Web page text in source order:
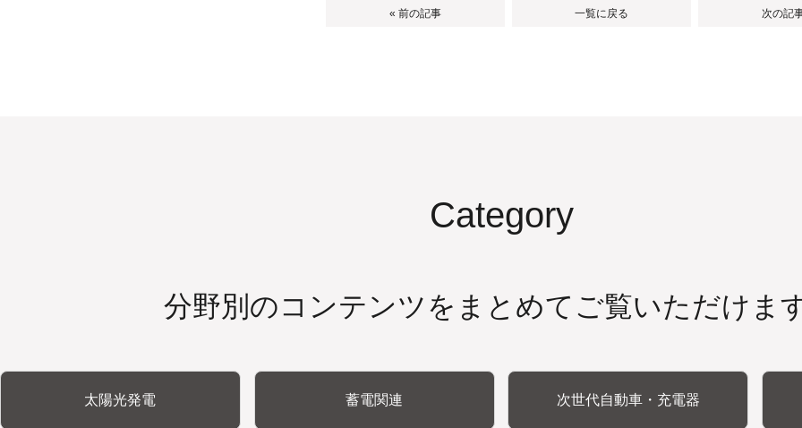
« 前の記事 一覧に戻る 次の記
Category
分野別のコンテンツをまとめてご覧いただけま
太陽光発電 蓄電関連 次世代自動車・充電器